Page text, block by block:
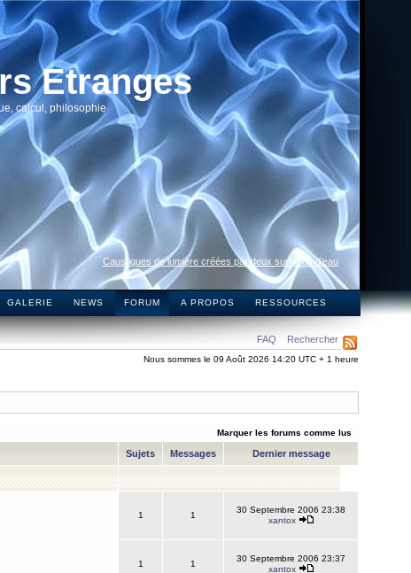
Etranges
calcul, philosophie
Caustiques de lumière créées par deux surfaces d’eau
GALERIE NEWS FORUM A PROPOS RESSOURCES
FAQ Rechercher
Nous sommes le 09 Août 2026 14:20 UTC + 1 heure
Marquer les forums comme lus
Sujets Messages Dernier message
1 1
30 Septembre 2006 23:38
xantox
1 1
30 Septembre 2006 23:37
xantox